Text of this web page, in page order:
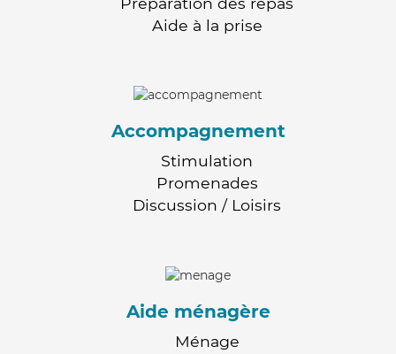
Aide à la prise
Accompagnement
Stimulation
Promenades
Discussion / Loisirs
Aide ménagère
Ménage